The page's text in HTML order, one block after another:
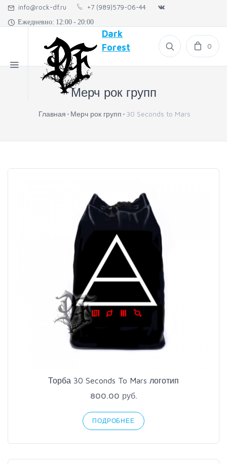
info@rock-df.ru +7 (989)579-06-44
Ежедневно: 12:00 - 20:00
Dark
Forest
0
Мерч рок групп
Главная Мерч рок групп 30 Seconds to Mars
Торба 30 Seconds To Mars логотип
800.00 руб.
ПОДРОБНЕЕ